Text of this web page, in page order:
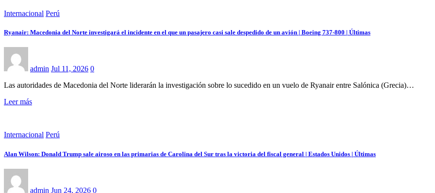
Internacional Perú
Ryanair: Macedonia del Norte investigará el incidente en el que un pasajero casi sale despedido de un avión | Boeing 737-800 | Últimas
admin Jul 11, 2026 0
Las autoridades de Macedonia del Norte liderarán la investigación sobre lo sucedido en un vuelo de Ryanair entre Salónica (Grecia)…
Leer más
Internacional Perú
Alan Wilson: Donald Trump sale airoso en las primarias de Carolina del Sur tras la victoria del fiscal general | Estados Unidos | Últimas
admin Jun 24, 2026 0